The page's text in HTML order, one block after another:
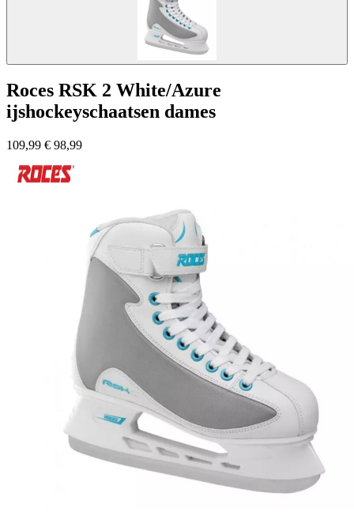
Roces RSK 2 White/Azure
ijshockeyschaatsen dames
109,99 € 98,99